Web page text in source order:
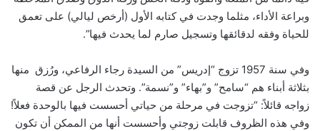
وبراعة الأداء، مثلما وجدت في كتابه الأول (أرخص ليالي) على تعمق
للحياة وفقه لدقائقها وتسجيل صارم لما يحدث فيها”.
وفي سنة 1957 تزوج “إدريس” من السيدة رجاء الرفاعي، ورُزق منها
بثلاثة أبناء هم “سامح” و”بهاء” و”نسمة”. وتحدث الرجل عن قصة
زواجه قائلاً: “تزوجت في مرحلة من حياتي أحسست فيها بالوحدة فعلاً!
وفي هذه الظروف قابلت زوجتي وأحسست أنها من الممكن أن تكون